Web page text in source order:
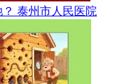
泰州市人民医院